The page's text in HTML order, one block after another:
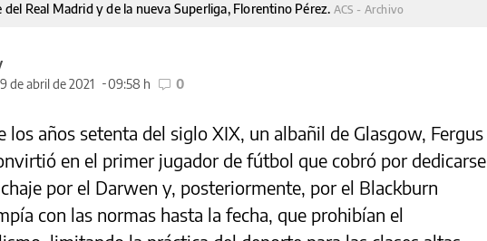
del Real Madrid y de la nueva Superliga, Florentino Pérez. ACS - Archivo
de abril de 2021 09:58 h 0
los años setenta del siglo XIX, un albañil de Glasgow, Fergus
en el primer jugador de fútbol que cobró por dedicarse
por el Darwen y, posteriormente, por el Blackburn
con las normas hasta la fecha, que prohibían el